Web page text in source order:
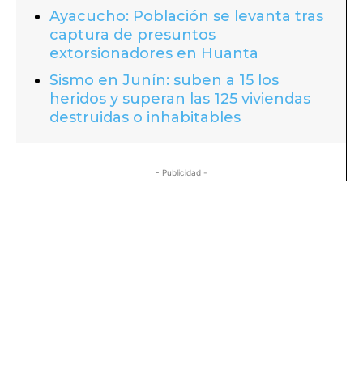
Ayacucho: Población se levanta tras
captura de presuntos
extorsionadores en Huanta
Sismo en Junín: suben a 15 los
heridos y superan las 125 viviendas
destruidas o inhabitables
- Publicidad -